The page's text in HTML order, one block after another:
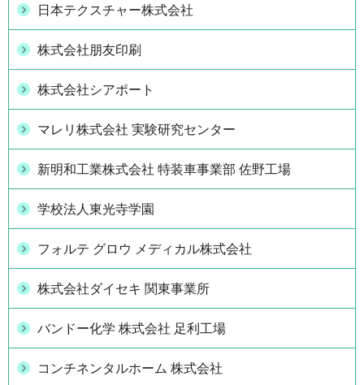
日本テクスチャー株式会社
株式会社朋友印刷
株式会社シアポート
マレリ株式会社 実験研究センター
新明和工業株式会社 特装車事業部 佐野工場
学校法人東光寺学園
フォルテ グロウ メディカル株式会社
株式会社ダイセキ 関東事業所
バンドー化学 株式会社 足利工場
コンチネンタルホーム 株式会社